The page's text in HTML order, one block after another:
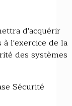
d'acquérir
à l'exercice de la
des systèmes
Sécurité